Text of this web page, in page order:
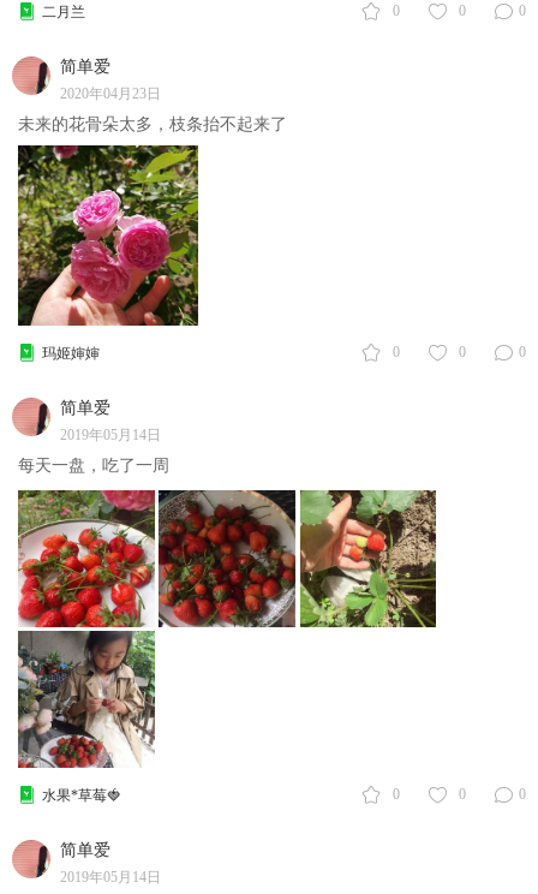
0 0 0
二月兰
简单爱
2020年04月23日
未来的花骨朵太多，枝条抬不起来了
0 0 0
玛姬婶婶
简单爱
2019年05月14日
每天一盘，吃了一周
0 0 0
水果*草莓🍓
简单爱
2019年05月14日